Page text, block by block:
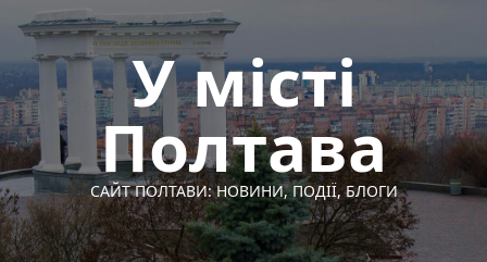
Перейти
вмісту
У місті
Полтава
САЙТ ПОЛТАВИ: НОВИНИ, ПОДІЇ, БЛОГИ